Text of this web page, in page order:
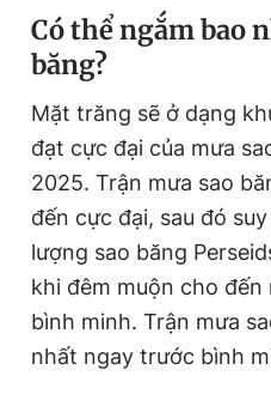
Có thể ngắm bao
băng?
Mặt trăng sẽ ở dạng
đạt cực đại của mưa
2025. Trận mưa sao
đến cực đại, sau đó
lượng sao băng
khi đêm muộn cho
bình minh. Trận mưa
nhất ngay trước bình